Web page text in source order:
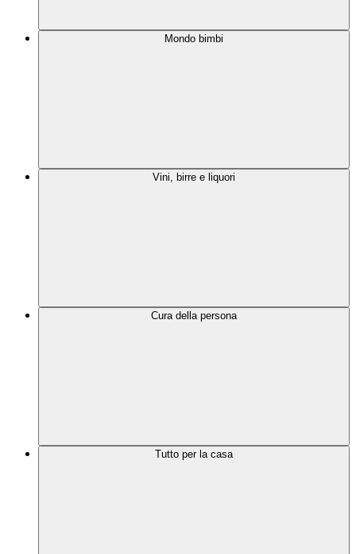
Mondo bimbi
Vini, birre e liquori
Cura della persona
Tutto per la casa